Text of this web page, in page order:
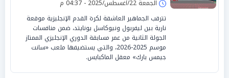
الجمعة 22/أغسطس/2025 - 04:37 م
تترقب الجماهير العاشقة لكرة القدم الإنجليزية موقعة
نارية بين ليفربول ونيوكاسل يونايتد، ضمن منافسات
الجولة الثانية من عمر مسابقة الدوري الإنجليزي الممتاز
موسم 2025-2026، والتي يستضيفها ملعب «سانت
جيمس بارك» معقل الماكبايس.